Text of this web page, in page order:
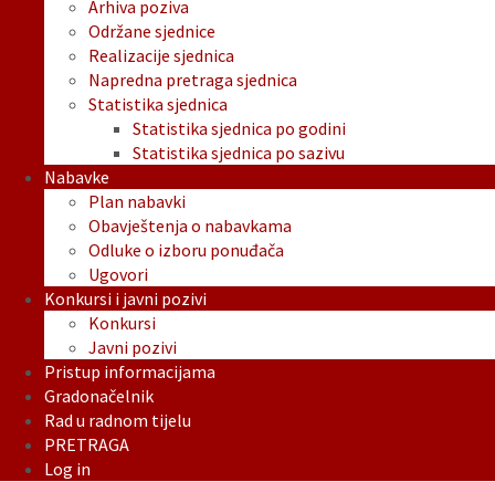
Arhiva poziva
Održane sjednice
Realizacije sjednica
Napredna pretraga sjednica
Statistika sjednica
Statistika sjednica po godini
Statistika sjednica po sazivu
Nabavke
Plan nabavki
Obavještenja o nabavkama
Odluke o izboru ponuđača
Ugovori
Konkursi i javni pozivi
Konkursi
Javni pozivi
Pristup informacijama
Gradonačelnik
Rad u radnom tijelu
PRETRAGA
Log in